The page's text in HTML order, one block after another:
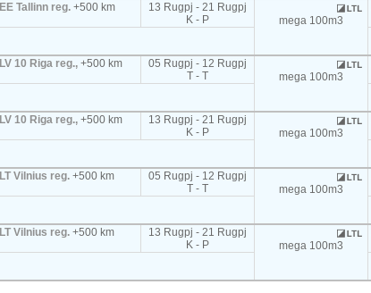
EE Tallinn reg. +500 km
13 Rugpj - 21 Rugpj
K - P
mega 100m3
LV 10 Riga reg., +500 km
05 Rugpj - 12 Rugpj
T - T
mega 100m3
LV 10 Riga reg., +500 km
13 Rugpj - 21 Rugpj
K - P
mega 100m3
LT Vilnius reg. +500 km
05 Rugpj - 12 Rugpj
T - T
mega 100m3
LT Vilnius reg. +500 km
13 Rugpj - 21 Rugpj
K - P
mega 100m3